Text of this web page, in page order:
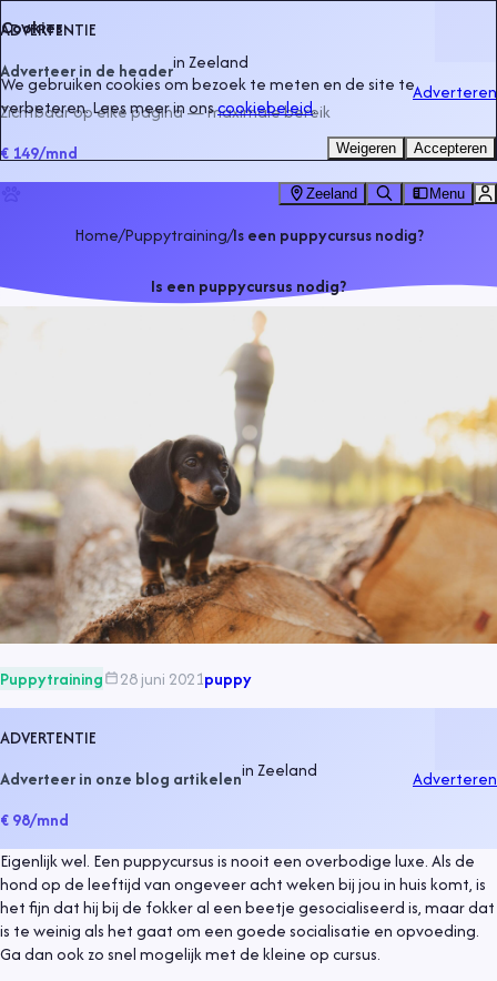
ADVERTENTIE
Adverteer in de headerinZeeland
Zichtbaar op elke pagina — maximale bereik
€ 149/mnd
Adverteren
Zeeland Menu
Home/Puppytraining/Is een puppycursus nodig?
Is een puppycursus nodig?
Puppytraining 28 juni 2021puppy
ADVERTENTIE
Adverteer in onze blog artikeleninZeeland
€ 98/mnd
Adverteren
Eigenlijk wel. Een puppycursus is nooit een overbodige luxe. Als de
hond op de leeftijd van ongeveer acht weken bij jou in huis komt, is
het fijn dat hij bij de fokker al een beetje gesocialiseerd is, maar dat
is te weinig als het gaat om een goede socialisatie en opvoeding.
Ga dan ook zo snel mogelijk met de kleine op cursus.
Cookies
We gebruiken cookies om bezoek te meten en de site te
verbeteren. Lees meer in onscookiebeleid.
Weigeren Accepteren